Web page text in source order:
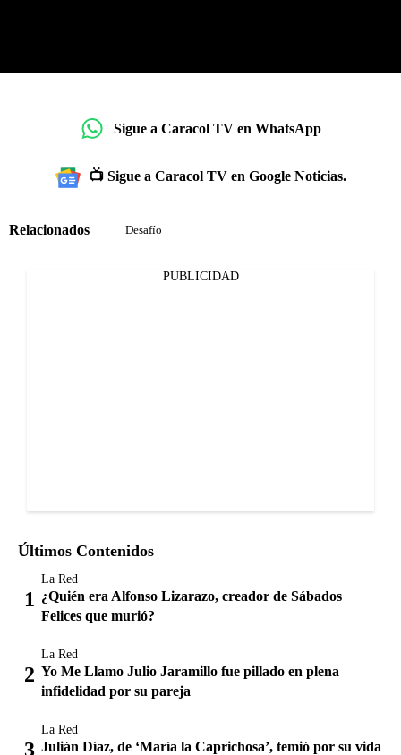
Sigue a Caracol TV en WhatsApp
📺 Sigue a Caracol TV en Google Noticias.
Relacionados Desafío
PUBLICIDAD
Últimos Contenidos
La Red
¿Quién era Alfonso Lizarazo, creador de Sábados
Felices que murió?
La Red
Yo Me Llamo Julio Jaramillo fue pillado en plena
infidelidad por su pareja
La Red
Julián Díaz, de ‘María la Caprichosa’, temió por su vida